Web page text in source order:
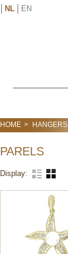
NL EN
HOME HANGERS
PARELS
Display: